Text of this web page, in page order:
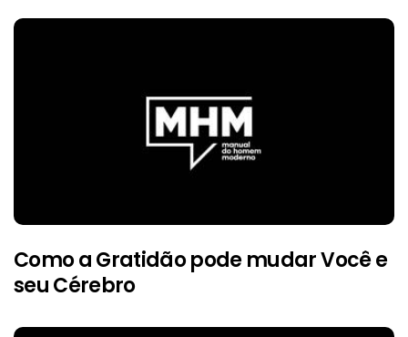
Como a Gratidão pode mudar Você e
seu Cérebro